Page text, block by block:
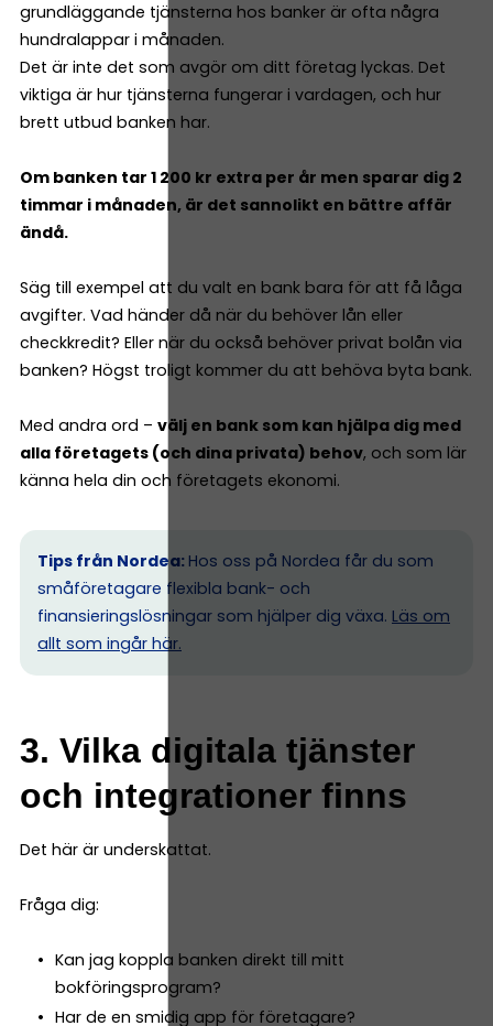
grundläggande tjänsterna hos banker är ofta några
hundralappar i månaden.
Det är inte det som avgör om ditt företag lyckas. Det
viktiga är hur tjänsterna fungerar i vardagen, och hur
brett utbud banken har.
Om banken tar 1 200 kr extra per år men sparar dig 2
timmar i månaden, är det sannolikt en bättre affär
ändå.
Säg till exempel att du valt en bank bara för att få låga
avgifter. Vad händer då när du behöver lån eller
checkkredit? Eller när du också behöver privat bolån via
banken? Högst troligt kommer du att behöva byta bank.
Med andra ord – välj en bank som kan hjälpa dig med
alla företagets (och dina privata) behov, och som lär
känna hela din och företagets ekonomi.
Tips från Nordea: Hos oss på Nordea får du som
småföretagare flexibla bank- och
finansieringslösningar som hjälper dig växa. Läs om
allt som ingår här.
3. Vilka digitala tjänster
och integrationer finns
Det här är underskattat.
Fråga dig:
Kan jag koppla banken direkt till mitt
bokföringsprogram?
Har de en smidig app för företagare?